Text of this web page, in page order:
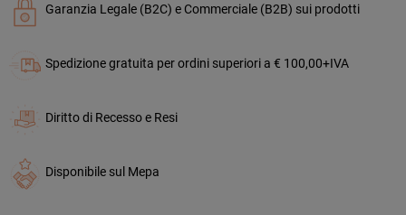
Garanzia Legale (B2C) e Commerciale (B2B) sui prodotti
Spedizione gratuita per ordini superiori a € 100,00+IVA
Diritto di Recesso e Resi
Disponibile sul Mepa